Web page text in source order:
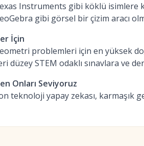
Instruments gibi köklü isimlere
gibi görsel bir çizim aracı
İçin
problemleri için en yüksek
düzey STEM odaklı sınavlara ve
Onları Seviyoruz
teknoloji yapay zekası, karmaşık